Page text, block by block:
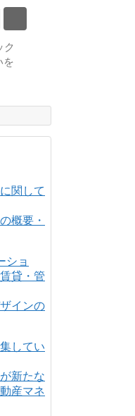
ク
を
概要・
インの
新たな
産マネ